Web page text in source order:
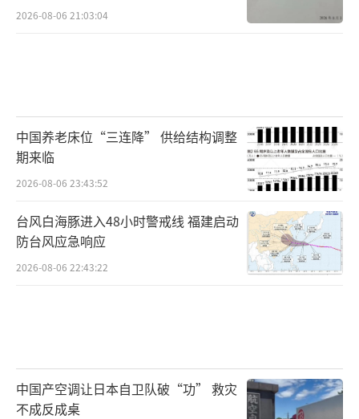
2026-08-06 21:03:04
中国养老床位“三连降” 供给结构调整
期来临
2026-08-06 23:43:52
台风白海豚进入48小时警戒线 福建启动
防台风应急响应
2026-08-06 22:43:22
中国产空调让日本自卫队破“功” 救灾
不成反成桌